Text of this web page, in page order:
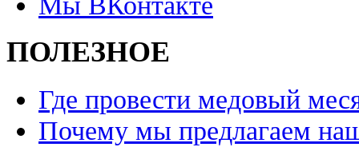
ПОЛЕЗНОЕ
Где провести медовый
Почему мы предлагаем